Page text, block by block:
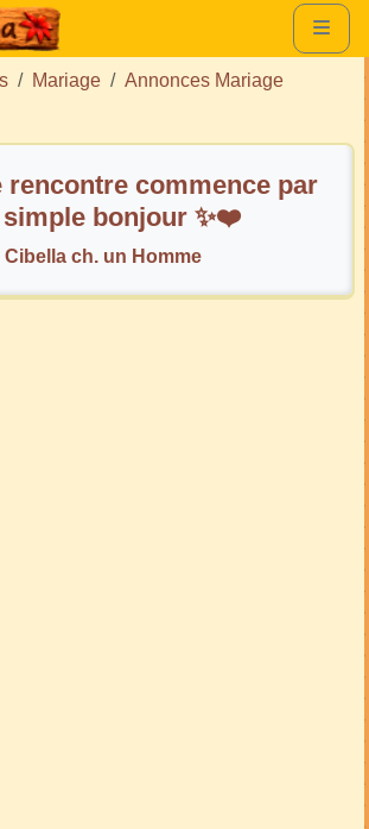
Mariage
Annonces Mariage
rencontre commence par
simple bonjour ✨❤️
Cibella ch. un Homme